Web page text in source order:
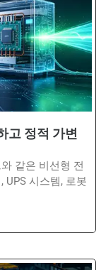
고 정적 가변
같은 비선형 전
UPS 시스템, 로봇